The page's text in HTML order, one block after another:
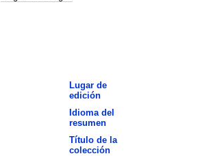
Lugar de
edición
Idioma del
resumen
Título de la
colección